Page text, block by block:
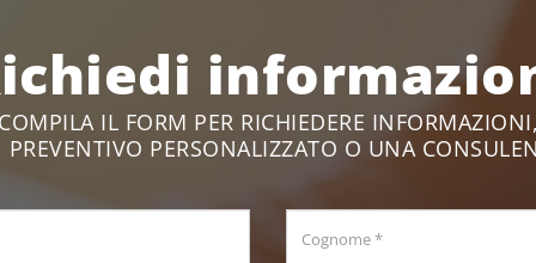
IL FORM PER RICHIEDERE
PREVENTIVO PERSONALIZZATO O UNA